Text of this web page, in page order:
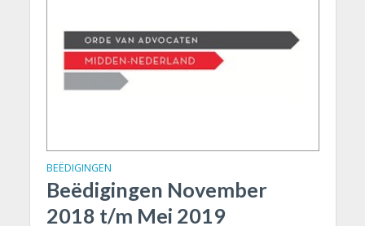
BEËDIGINGEN
Beëdigingen November
2018 t/m Mei 2019